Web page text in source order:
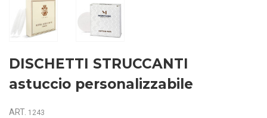
DISCHETTI STRUCCANTI
astuccio personalizzabile
ART. 1243